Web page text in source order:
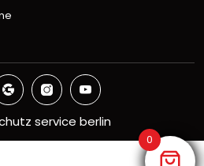
service berlin
0